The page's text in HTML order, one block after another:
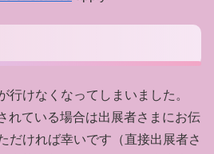
行けなくなってしまいました。
れている場合は出展者さまにお伝
だければ幸いです（直接出展者さ